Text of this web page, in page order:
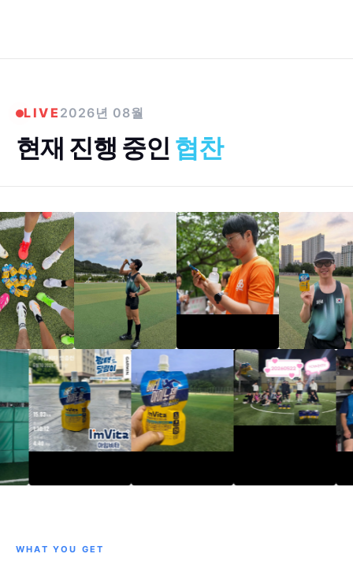
LIVE 2026년 08월
현재 진행 중인 협찬
WHAT YOU GET